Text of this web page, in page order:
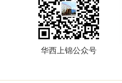
华西上锦公众号